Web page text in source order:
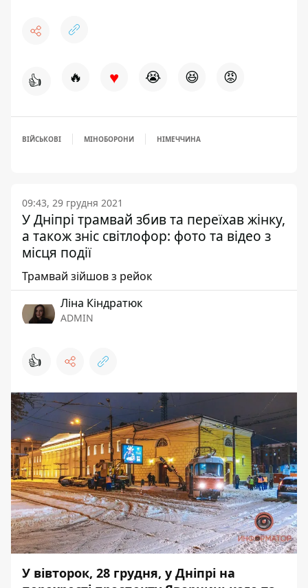
👍 🔥 ♥ 😭 😆 😡
ВІЙСЬКОВІ МІНОБОРОНИ НІМЕЧЧИНА
09:43, 29 грудня 2021
У Дніпрі трамвай збив та переїхав жінку,
а також зніс світлофор: фото та відео з
місця події
Трамвай зійшов з рейок
Ліна Кіндратюк
ADMIN
👍
У вівторок, 28 грудня, у Дніпрі на